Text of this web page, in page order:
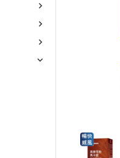
Skin Care Products